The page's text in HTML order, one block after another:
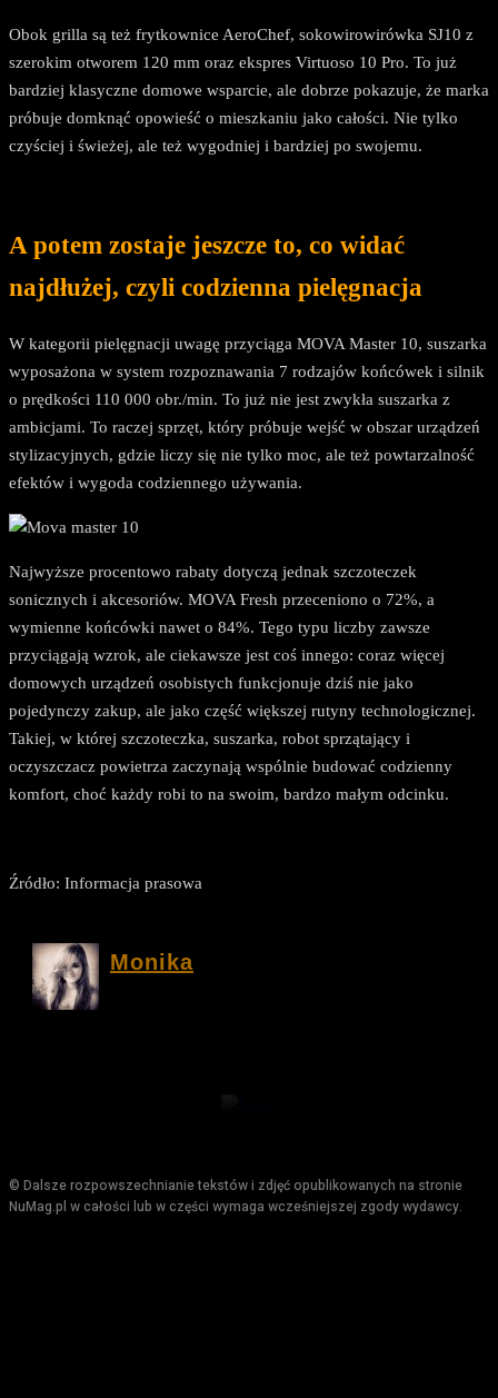
Obok grilla są też frytkownice AeroChef, sokowirowirówka SJ10 z
szerokim otworem 120 mm oraz ekspres Virtuoso 10 Pro. To już
bardziej klasyczne domowe wsparcie, ale dobrze pokazuje, że marka
próbuje domknąć opowieść o mieszkaniu jako całości. Nie tylko
czyściej i świeżej, ale też wygodniej i bardziej po swojemu.
A potem zostaje jeszcze to, co widać
najdłużej, czyli codzienna pielęgnacja
W kategorii pielęgnacji uwagę przyciąga MOVA Master 10, suszarka
wyposażona w system rozpoznawania 7 rodzajów końcówek i silnik
o prędkości 110 000 obr./min. To już nie jest zwykła suszarka z
ambicjami. To raczej sprzęt, który próbuje wejść w obszar urządzeń
stylizacyjnych, gdzie liczy się nie tylko moc, ale też powtarzalność
efektów i wygoda codziennego używania.
Najwyższe procentowo rabaty dotyczą jednak szczoteczek
sonicznych i akcesoriów. MOVA Fresh przeceniono o 72%, a
wymienne końcówki nawet o 84%. Tego typu liczby zawsze
przyciągają wzrok, ale ciekawsze jest coś innego: coraz więcej
domowych urządzeń osobistych funkcjonuje dziś nie jako
pojedynczy zakup, ale jako część większej rutyny technologicznej.
Takiej, w której szczoteczka, suszarka, robot sprzątający i
oczyszczacz powietrza zaczynają wspólnie budować codzienny
komfort, choć każdy robi to na swoim, bardzo małym odcinku.
Źródło: Informacja prasowa
Monika
© Dalsze rozpowszechnianie tekstów i zdjęć opublikowanych na stronie
NuMag.pl w całości lub w części wymaga wcześniejszej zgody wydawcy.